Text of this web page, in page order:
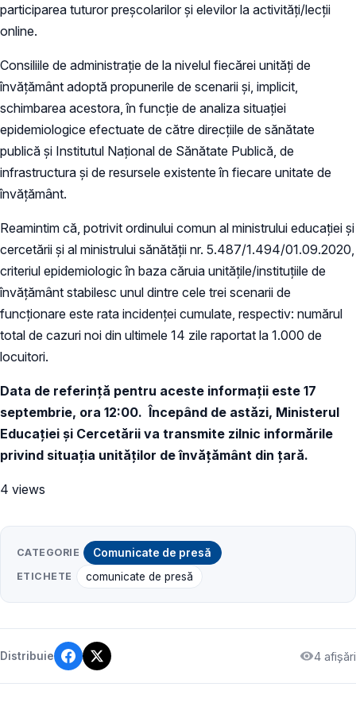
participarea tuturor preșcolarilor și elevilor la activități/lecții
online.
Consiliile de administrație de la nivelul fiecărei unități de
învățământ adoptă propunerile de scenarii și, implicit,
schimbarea acestora, în funcție de analiza situației
epidemiologice efectuate de către direcțiile de sănătate
publică și Institutul Național de Sănătate Publică, de
infrastructura și de resursele existente în fiecare unitate de
învățământ.
Reamintim că, potrivit ordinului comun al ministrului educației și
cercetării și al ministrului sănătății nr. 5.487/1.494/01.09.2020,
criteriul epidemiologic în baza căruia unitățile/instituțiile de
învățământ stabilesc unul dintre cele trei scenarii de
funcționare este rata incidenței cumulate, respectiv: numărul
total de cazuri noi din ultimele 14 zile raportat la 1.000 de
locuitori.
Data de referință pentru aceste informații este 17
septembrie, ora 12:00. Începând de astăzi, Ministerul
Educației și Cercetării va transmite zilnic informările
privind situația unităților de învățământ din țară.
4 views
CATEGORIE Comunicate de presă
ETICHETE comunicate de presă
Distribuie 4 afișări